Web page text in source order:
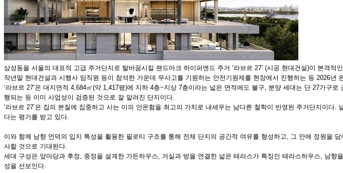
삼성동을 서울의 대표적 고급 주거단지로 탈바꿈시킬 랜드마크 하이퍼엔드 주거 ‘라브르 27’ (시공 현대건설)이 본격
작년말 현대건설과 시행사 임직원 등이 참석한 가운데 무사고를 기원하는 안전기원제를 현장에서 진행하는 등 2026년
‘라브르 27’은 대지면적 4,684㎡(약 1,417평)에 지하 4층~지상 7층이라는 넓은 면적에도 불구, 분양 세대는 단 27가
행되는 등 이미 사업성이 검증된 것으로 잘 알려진 단지이다.
‘라브르 27’은 집의 본질에 집중하고 사는 이의 안온함을 최고의 가치로 내세우는 남다른 철학이 반영된 주거단지이
다는 평가를 받고 있다.
이와 함께 남향 언덕의 입지 특성을 활용한 필로티 구조를 통해 전체 단지의 공간적 여유를 형성하고, 그 안에 정원을
사할 것으로 기대된다.
세대 구성은 앞마당과 후정, 중정을 설계한 가든하우스, 거실과 방을 연결한 넓은 테라스가 특징인 테라스하우스, 남
성을 선보인다.